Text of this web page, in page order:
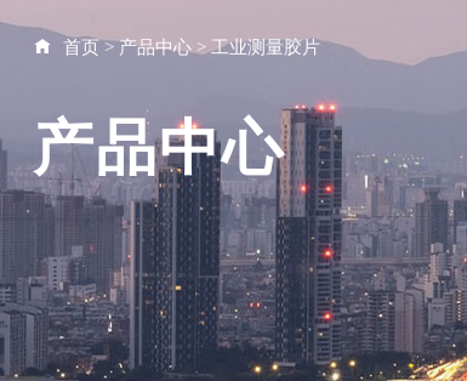
繁体中文
Japanese
首页>产品中心> 工业测量胶片
产品中心